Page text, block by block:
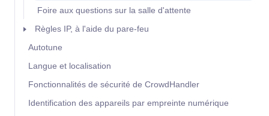
Foire aux questions sur la salle d'attente
Règles IP, à l'aide du pare-feu
Autotune
Langue et localisation
Fonctionnalités de sécurité de CrowdHandler
Identification des appareils par empreinte numérique